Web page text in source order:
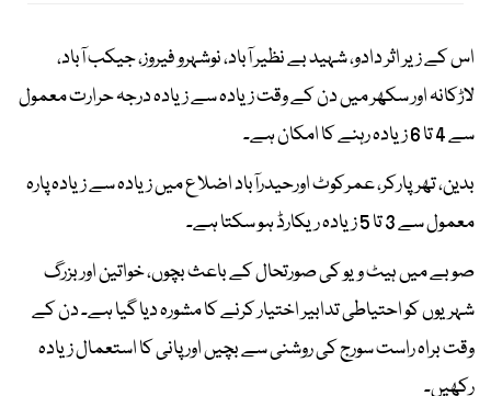
اس کے زیر اثر دادو، شہید بے نظیر آباد، نوشہرو فیروز، جیکب آباد،
لاڑکانہ اور سکھر میں دن کے وقت زیادہ سے زیادہ درجہ حرارت معمول
سے 4 تا 6 زیادہ رہنے کا امکان ہے۔
بدین، تھرپارکر، عمرکوٹ اورحیدرآباد اضلاع میں زیادہ سے زیادہ پارہ
معمول سے 3 تا 5 زیادہ ریکارڈ ہو سکتا ہے۔
صوبے میں ہیٹ ویو کی صورتحال کے باعث بچوں، خواتین اور بزرگ
شہریوں کو احتیاطی تدابیر اختیار کرنے کا مشورہ دیا گیا ہے۔ دن کے
وقت براہ راست سورج کی روشنی سے بچیں اور پانی کا استعمال زیادہ
رکھیں۔